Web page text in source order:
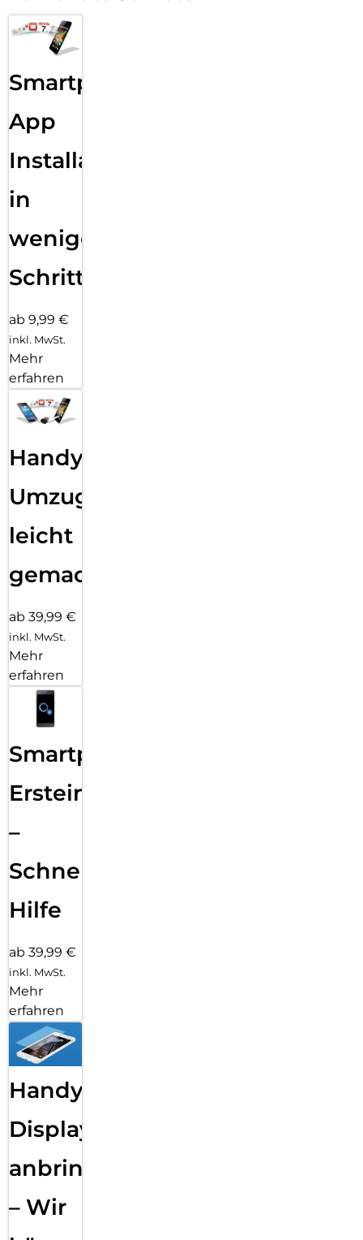
Smartphone
App
Installation
in
wenigen
Schritten
ab 9,99 €
inkl. MwSt.
Mehr
erfahren
Handy
Umzug
leicht
gemacht!
ab 39,99 €
inkl. MwSt.
Mehr
erfahren
Smartphone
Ersteinrichtung
–
Schnelle
Hilfe
ab 39,99 €
inkl. MwSt.
Mehr
erfahren
Handy
Displayfolie
anbringen
– Wir